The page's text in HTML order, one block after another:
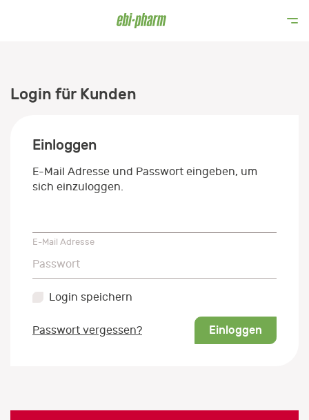
Login für Kunden
Einloggen
E-Mail Adresse und Passwort eingeben, um
sich einzuloggen.
E-Mail Adresse
Passwort
Passwort
Login speichern
Passwort vergessen? Einloggen